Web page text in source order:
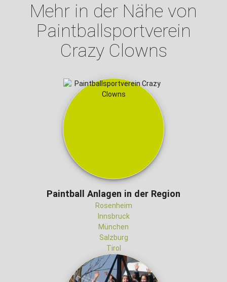
Mehr in der Nähe von
Paintballsportverein
Crazy Clowns
Paintball Anlagen in der Region
Rosenheim
Innsbruck
München
Salzburg
Tirol